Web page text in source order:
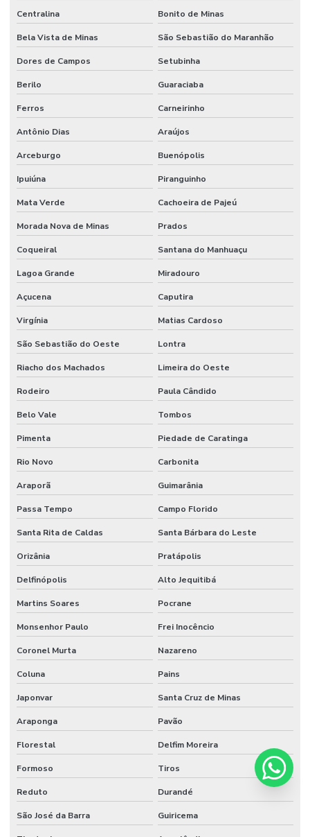
Centralina Bonito de Minas
Bela Vista de Minas São Sebastião do Maranhão
Dores de Campos Setubinha
Berilo Guaraciaba
Ferros Carneirinho
Antônio Dias Araújos
Arceburgo Buenópolis
Ipuiúna Piranguinho
Mata Verde Cachoeira de Pajeú
Morada Nova de Minas Prados
Coqueiral Santana do Manhuaçu
Lagoa Grande Miradouro
Açucena Caputira
Virgínia Matias Cardoso
São Sebastião do Oeste Lontra
Riacho dos Machados Limeira do Oeste
Rodeiro Paula Cândido
Belo Vale Tombos
Pimenta Piedade de Caratinga
Rio Novo Carbonita
Araporã Guimarânia
Passa Tempo Campo Florido
Santa Rita de Caldas Santa Bárbara do Leste
Orizânia Pratápolis
Delfinópolis Alto Jequitibá
Martins Soares Pocrane
Monsenhor Paulo Frei Inocêncio
Coronel Murta Nazareno
Coluna Pains
Japonvar Santa Cruz de Minas
Araponga Pavão
Florestal Delfim Moreira
Formoso Tiros
Reduto Durandé
São José da Barra Guiricema